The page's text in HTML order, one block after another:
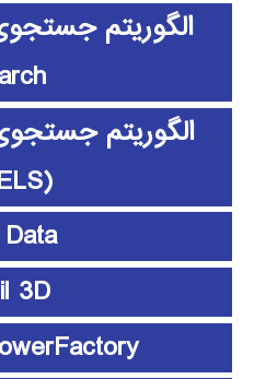
الگوریتم
(GELS)
3D